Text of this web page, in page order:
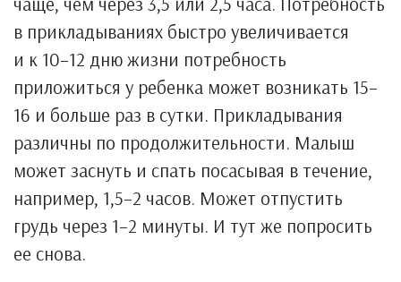
в прикладываниях быстро увеличивается
и к 10–12 дню жизни потребность
приложиться у ребенка может возникать 15–
16 и больше раз в сутки. Прикладывания
различны по продолжительности. Малыш
может заснуть и спать посасывая в течение,
например, 1,5–2 часов. Может отпустить
грудь через 1–2 минуты. И тут же попросить
ее снова.